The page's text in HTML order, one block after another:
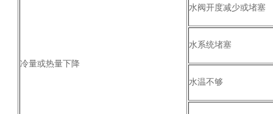
冷量或热量下降
水阀开度减少或堵塞
水系统堵塞
水温不够